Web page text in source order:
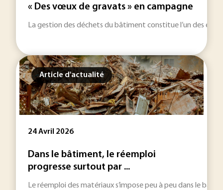
« Des vœux de gravats » en campagne
La gestion des déchets du bâtiment constitue l’un des
Article d'actualité
24 Avril 2026
Dans le bâtiment, le réemploi
progresse surtout par ...
Le réemploi des matériaux s’impose peu à peu dans le